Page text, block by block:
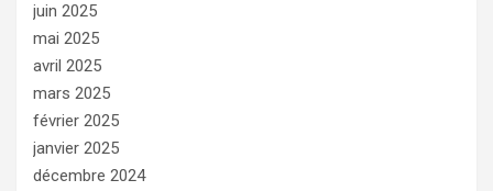
juin 2025
mai 2025
avril 2025
mars 2025
février 2025
janvier 2025
décembre 2024